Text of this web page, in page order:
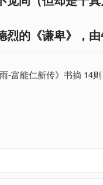
的《谦卑》，由
-富能仁新传》书摘 14则